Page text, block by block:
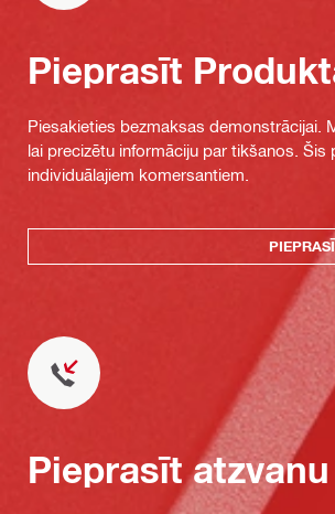
Pieprasīt
Piesakieties bezmaksas demonstrācijai.
lai precizētu informāciju par tikšanos.
individuālajiem komersantiem.
Pieprasīt atzvanu